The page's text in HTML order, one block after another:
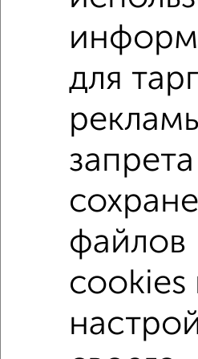
1-к квартиры
Поиск по схожим параметрам:
микрорайон ДЗФС на
на первом этаже не
с центральным отоплением
в панельном доме с
Цена до 4 500 000 руб.
Однокомнатные Двухкомнатные
для
запрета
файлов
cookies